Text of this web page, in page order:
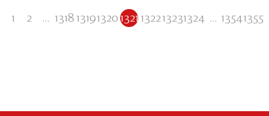
1 2 ... 1318 13191320 1321 132213231324 ... 13541355